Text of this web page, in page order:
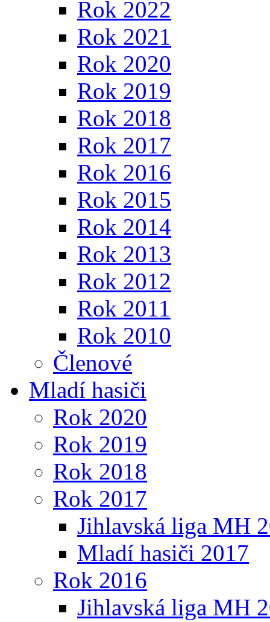
Rok 2022
Rok 2021
Rok 2020
Rok 2019
Rok 2018
Rok 2017
Rok 2016
Rok 2015
Rok 2014
Rok 2013
Rok 2012
Rok 2011
Rok 2010
Členové
Mladí hasiči
Rok 2020
Rok 2019
Rok 2018
Rok 2017
Jihlavská liga MH
Mladí hasiči 2017
Rok 2016
Jihlavská liga MH